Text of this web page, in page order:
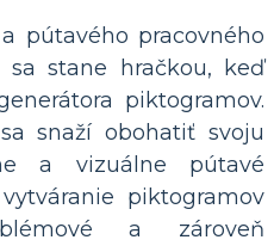
pútavého pracovného
stane hračkou, keď
piktogramov.
snaží obohatiť svoju
a vizuálne pútavé
piktogramov
a zároveň